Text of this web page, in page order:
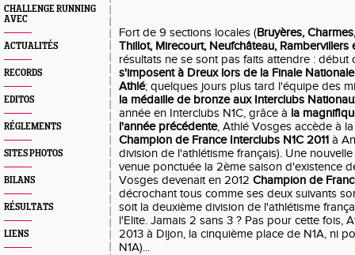
CHALLENGE RUNNING
AVEC
ACTUALITÉS
RECORDS
EDITOS
RÉGLEMENTS
SITES PHOTOS
BILANS
RÉSULTATS
LIENS
Fort de 9 sections locales (Bruyères,
Thillot, Mirecourt, Neufchâteau, Rambervillers
résultats ne se sont pas faits attendre :
s'imposent à Dreux lors de la Finale
Athlé; quelques jours plus tard l'équipe des
la médaille de bronze aux Interclubs
année en Interclubs N1C, grâce à la
l'année précédente, Athlé Vosges accède à
Champion de France Interclubs N1C 2011 à
division de l'athlétisme français). Une
venue ponctuée la 2ème saison d'existence
Vosges devenait en 2012 Champion de
décrochant tous comme ses deux suivants
soit la deuxième division de l'athlétisme
l'Elite. Jamais 2 sans 3 ? Pas pour cette fois,
2013 à Dijon, la cinquième place de N1A, ni
N1A)...